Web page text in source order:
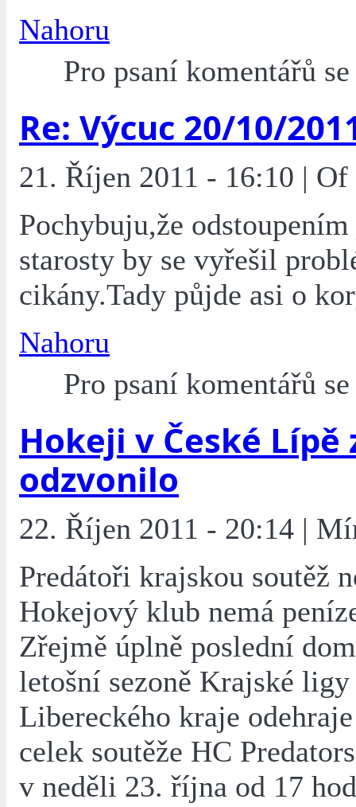
Nahoru
Pro psaní komentářů
Re: Výcuc 20/10/
21. Říjen 2011 - 16:10 |
Pochybuju,že
starosty by se vyřešil
cikány.Tady půjde asi o
Nahoru
Pro psaní komentářů
Hokeji v České Lípě
odzvonilo
22. Říjen 2011 - 20:14 |
Predátoři krajskou soutěž
Hokejový klub nemá
Zřejmě úplně poslední
letošní sezoně Krajské ligy
Libereckého kraje
celek soutěže HC
v neděli 23. října od 17